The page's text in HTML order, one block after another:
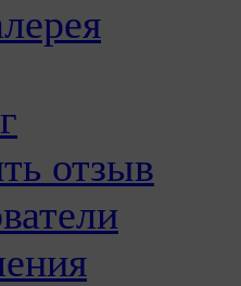
отзыв